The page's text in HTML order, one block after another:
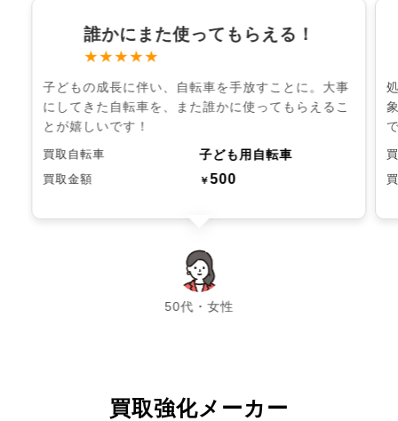
誰かにまた使ってもらえる！
★★★★★
子どもの成長に伴い、自転車を手放すことに。大事
にしてきた自転車を、また誰かに使ってもらえるこ
とが嬉しいです！
買取自転車 子ども用自転車
買取金額 ￥500
50代・女性
chevron_left chevron_right
買取強化メーカー